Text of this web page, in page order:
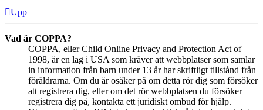
Upp
Vad är COPPA?
COPPA, eller Child Online Privacy and Protection Act of
1998, är en lag i USA som kräver att webbplatser som samlar
in information från barn under 13 år har skriftligt tillstånd från
föräldrarna. Om du är osäker på om detta rör dig som försöker
att registrera dig, eller om det rör webbplatsen du försöker
registrera dig på, kontakta ett juridiskt ombud för hjälp.